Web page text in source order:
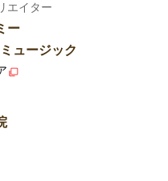
エイター
ー
ュージック